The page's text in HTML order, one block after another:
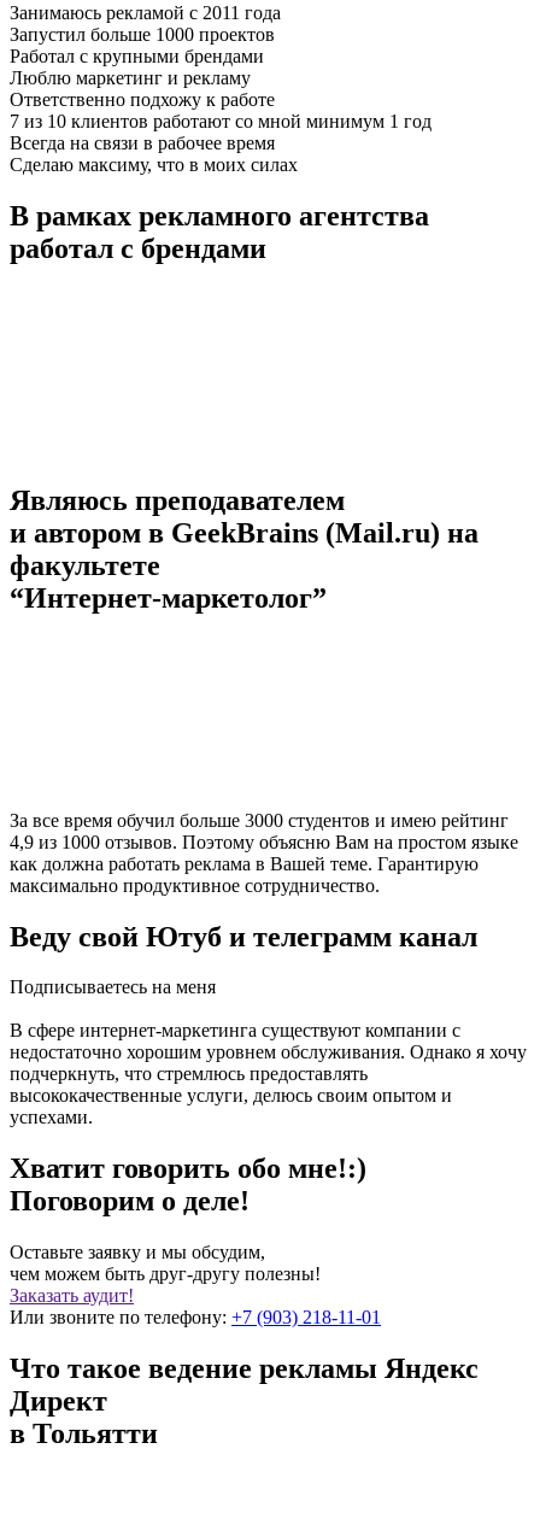
Занимаюсь рекламой с 2011 года
Запустил больше 1000 проектов
Работал с крупными брендами
Люблю маркетинг и рекламу
Ответственно подхожу к работе
7 из 10 клиентов работают со мной минимум 1 год
Всегда на связи в рабочее время
Сделаю максиму, что в моих силах
В рамках рекламного агентства
работал с брендами
Являюсь преподавателем
и автором в GeekBrains (Mail.ru) на
факультете
“Интернет-маркетолог”
За все время обучил больше 3000 студентов и имею рейтинг
4,9 из 1000 отзывов. Поэтому объясню Вам на простом языке
как должна работать реклама в Вашей теме. Гарантирую
максимально продуктивное сотрудничество.
Веду свой Ютуб и телеграмм канал
Подписываетесь на меня
В сфере интернет-маркетинга существуют компании с
недостаточно хорошим уровнем обслуживания. Однако я хочу
подчеркнуть, что стремлюсь предоставлять
высококачественные услуги, делюсь своим опытом и
успехами.
Хватит говорить обо мне!:)
Поговорим о деле!
Оставьте заявку и мы обсудим,
чем можем быть друг-другу полезны!
Заказать аудит!
Или звоните по телефону: +7 (903) 218-11-01
Что такое ведение рекламы Яндекс
Директ
в Тольятти